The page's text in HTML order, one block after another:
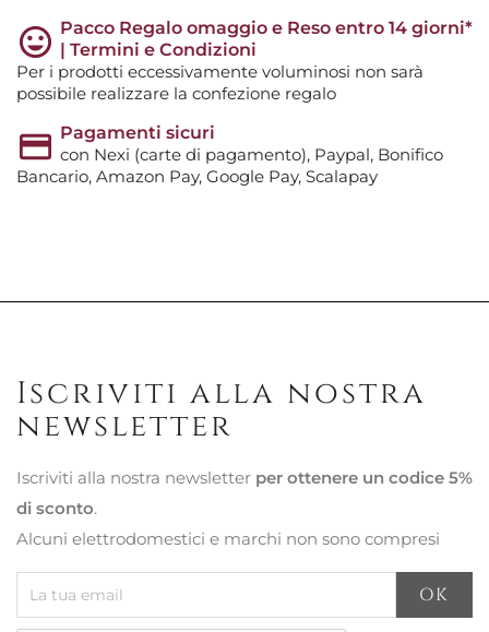
Pacco Regalo omaggio e Reso entro 14 giorni*
| Termini e Condizioni
Per i prodotti eccessivamente voluminosi non sarà
possibile realizzare la confezione regalo
Pagamenti sicuri
con Nexi (carte di pagamento), Paypal, Bonifico
Bancario, Amazon Pay, Google Pay, Scalapay
Iscriviti alla nostra
newsletter
Iscriviti alla nostra newsletter per ottenere un codice 5%
di sconto.
Alcuni elettrodomestici e marchi non sono compresi